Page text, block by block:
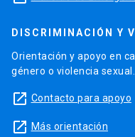
DISCRIMINACIÓN Y
Orientación y apoyo en
género o violencia sexual.
launch Contacto para apoyo
launch Más orientación